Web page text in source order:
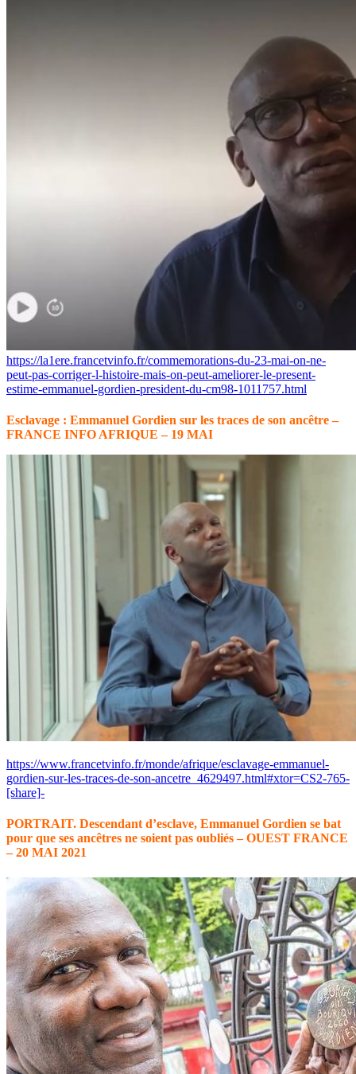
https://la1ere.francetvinfo.fr/commemorations-du-23-mai-on-ne-
peut-pas-corriger-l-histoire-mais-on-peut-ameliorer-le-present-
estime-emmanuel-gordien-president-du-cm98-1011757.html
Esclavage : Emmanuel Gordien sur les traces de son ancêtre –
FRANCE INFO AFRIQUE – 19 MAI
https://www.francetvinfo.fr/monde/afrique/esclavage-emmanuel-
gordien-sur-les-traces-de-son-ancetre_4629497.html#xtor=CS2-765-
[share]-
PORTRAIT. Descendant d’esclave, Emmanuel Gordien se bat
pour que ses ancêtres ne soient pas oubliés – OUEST FRANCE
– 20 MAI 2021